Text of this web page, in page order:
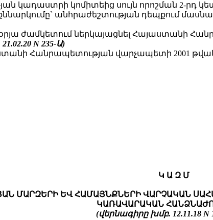
կադաստրի կոմիտեից սույն որոշման 2-րդ
անհրաժեշտության դեպքում
օրյա ժամկետում ներկայացնել Հայաստանի
21.02.20 N 235-Ա)
Հանրապետության վարչապետի 2001
Կ Ա Զ Մ
ՄԱՐԶԵՐԻ ԵՎ ՀԱՄԱՅՆՔՆԵՐԻ ՎԱՐՉԱԿԱՆ
ԿԱՌԱՎԱՐԱԿԱՆ
(վերնագիրը խմբ. 12.11.18 N